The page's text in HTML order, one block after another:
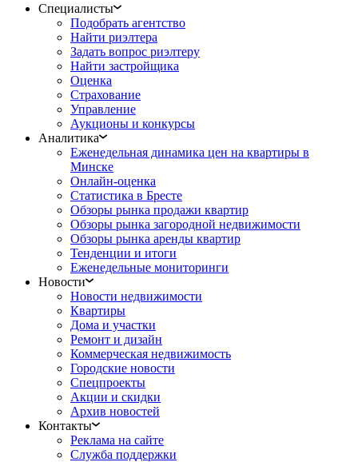
Специалисты
Подобрать агентство
Найти риэлтера
Задать вопрос риэлтеру
Найти застройщика
Оценка
Страхование
Управление
Аукционы и конкурсы
Аналитика
Еженедельная динамика цен на квартиры в
Минске
Онлайн-оценка
Статистика в Бресте
Обзоры рынка продажи квартир
Обзоры рынка загородной недвижимости
Обзоры рынка аренды квартир
Тенденции и итоги
Еженедельные мониторинги
Новости
Новости недвижимости
Квартиры
Дома и участки
Ремонт и дизайн
Коммерческая недвижимость
Городские новости
Спецпроекты
Акции и скидки
Архив новостей
Контакты
Реклама на сайте
Служба поддержки